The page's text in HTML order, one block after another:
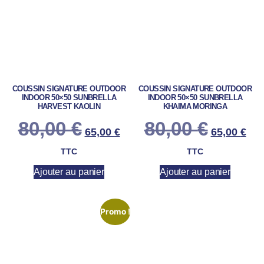
COUSSIN SIGNATURE OUTDOOR
INDOOR 50×50 SUNBRELLA
HARVEST KAOLIN
80,00€ 65,00 €
TTC
Ajouter au panier
COUSSIN SIGNATURE OUTDOOR
INDOOR 50×50 SUNBRELLA
KHAIMA MORINGA
80,00€ 65,00 €
TTC
Ajouter au panier
Promo !